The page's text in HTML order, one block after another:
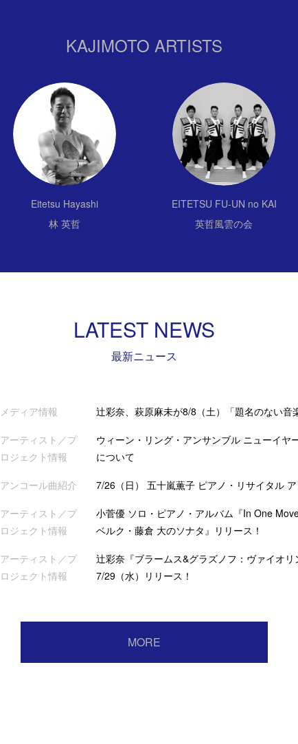
KAJIMOTO ARTISTS
Eitetsu Hayashi
林 英哲
EITETSU FU-UN no KAI
英哲風雲の会
LATEST NEWS
最新ニュース
メディア情報 辻彩奈、萩原麻未が8/8（土）「題名のない音
アーティスト／プ
ロジェクト情報
ウィーン・リング・アンサンブル ニューイヤ
について
アンコール曲紹介 7/26（日） 五十嵐薫子 ピアノ・リサイタル
アーティスト／プ
ロジェクト情報
小菅優 ソロ・ピアノ・アルバム『In One
ベルク・藤倉 大のソナタ』リリース！
アーティスト／プ
ロジェクト情報
辻彩奈『ブラームス&グラズノフ：ヴァイオリ
7/29（水）リリース！
MORE